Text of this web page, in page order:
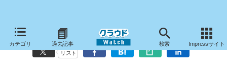
カテゴリ 過去記事 検索 Impressサイト
日本ユニシス、クラウド型コミュニケーションサービスを機能強化
リスト